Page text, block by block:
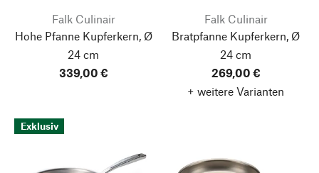
Falk Culinair
Hohe Pfanne Kupferkern, Ø
24 cm
339,00 €
Falk Culinair
Bratpfanne Kupferkern, Ø
24 cm
269,00 €
+ weitere Varianten
Exklusiv